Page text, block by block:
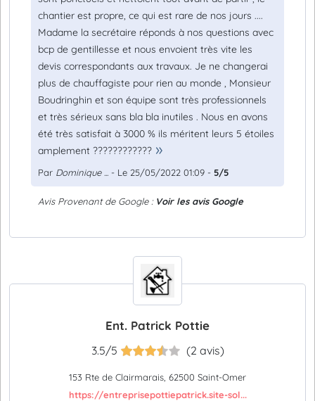
chantier est propre, ce qui est rare de nos jours ....
Madame la secrétaire réponds à nos questions avec
bcp de gentillesse et nous envoient très vite les
devis correspondants aux travaux. Je ne changerai
plus de chauffagiste pour rien au monde , Monsieur
Boudringhin et son équipe sont très professionnels
et très sérieux sans bla bla inutiles . Nous en avons
été très satisfait à 3000 % ils méritent leurs 5 étoiles
amplement ????????????
Par Dominique ... - Le 25/05/2022 01:09 - 5/5
Avis Provenant de Google : Voir les avis Google
Ent. Patrick Pottie
3.5/5 (2 avis)
153 Rte de Clairmarais, 62500 Saint-Omer
https://entreprisepottiepatrick.site-sol...